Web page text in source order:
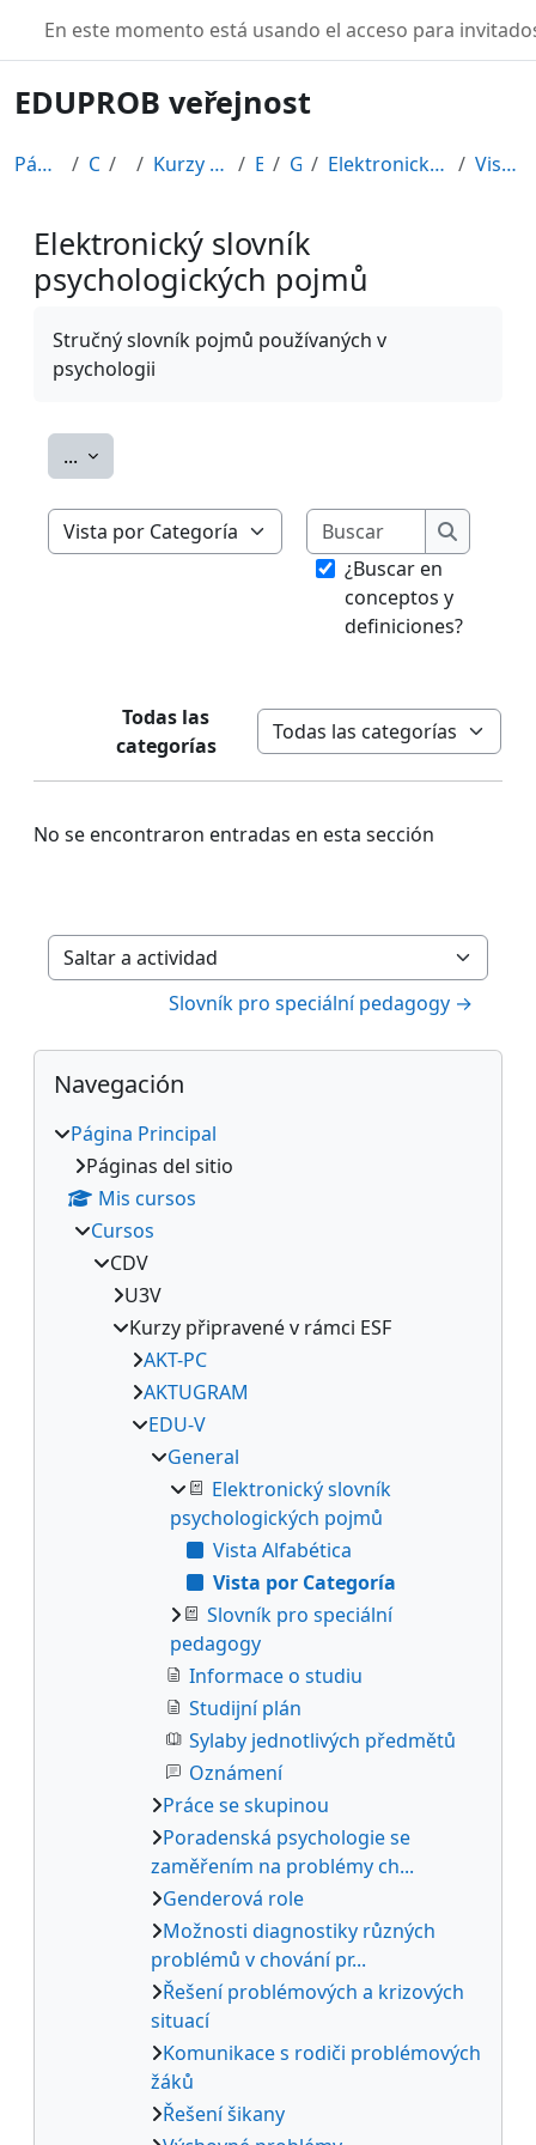
TURBO
En este momento está usando el acceso para
EDUPROB veřejnost
Página Principal Cursos CDV Kurzy připravené v rámci ESF EDU-V General Elektronický slovník psychologických pojmů Vista por Categoría
Elektronický slovník
psychologických pojmů
Stručný slovník pojmů používaných v
psychologii
... Exportar entradas
Navegue por el glosario usando este índice.
Buscar
Buscar
¿Buscar en
conceptos y
definiciones?
Todas las
categorías
Categorías
No se encontraron entradas en esta sección
Saltar a actividad
Slovník pro speciální pedagogy →
Bloques
Salta Navegación
Navegación
Página Principal
Páginas del sitio
Mis cursos
Cursos
CDV
U3V
Kurzy připravené v rámci ESF
AKT-PC
AKTUGRAM
EDU-V
General
Elektronický slovník
psychologických pojmů
Vista Alfabética
Vista por Categoría
Slovník pro speciální
pedagogy
Informace o studiu
Studijní plán
Sylaby jednotlivých předmětů
Oznámení
Práce se skupinou
Poradenská psychologie se
zaměřením na problémy ch...
Genderová role
Možnosti diagnostiky různých
problémů v chování pr...
Řešení problémových a krizových
situací
Komunikace s rodiči problémových
žáků
Řešení šikany